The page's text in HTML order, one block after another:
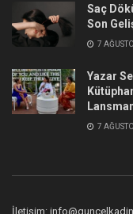
Saç
Son
7
Yazar
7
İletişim: